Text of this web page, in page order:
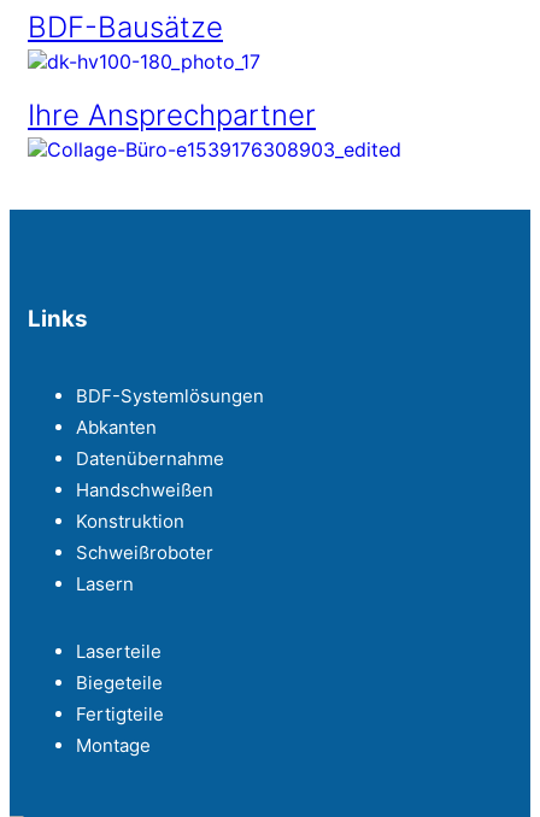
BDF-Bausätze
Ihre Ansprechpartner
Links
BDF-Systemlösungen
Abkanten
Datenübernahme
Handschweißen
Konstruktion
Schweißroboter
Lasern
Laserteile
Biegeteile
Fertigteile
Montage